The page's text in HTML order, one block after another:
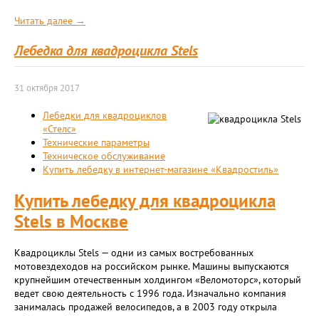
Читать далее →
Лебедка для квадроцикла Stels
31 октября 2017
Лебедки для квадроциклов
«Стелс»
Технические параметры
Техническое обслуживание
Купить лебедку в интернет-магазине «Квадростиль»
Купить лебедку для квадроцикла
Stels в Москве
Квадроциклы Stels — одни из самых востребованных
мотовездеходов на российском рынке. Машины выпускаются
крупнейшим отечественным холдингом «Веломоторс», который
ведет свою деятельность с 1996 года. Изначально компания
занималась продажей велосипедов, а в 2003 году открыла